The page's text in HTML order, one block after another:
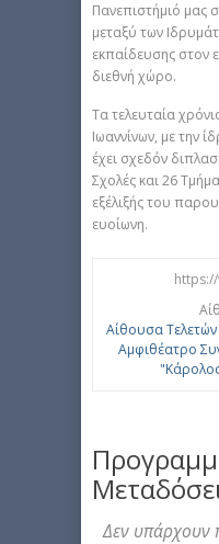
Πανεπιστήμιό μας
μεταξύ των
εκπαίδευσης στον
διεθνή χώρο.
Τα τελευταία
Ιωαννίνων, με την
έχει σχεδόν
Σχολές και 26
εξέλιξής του
ευοίωνη.
Aίθουσα
Αμφιθέατρο
Δεν υπάρχουν